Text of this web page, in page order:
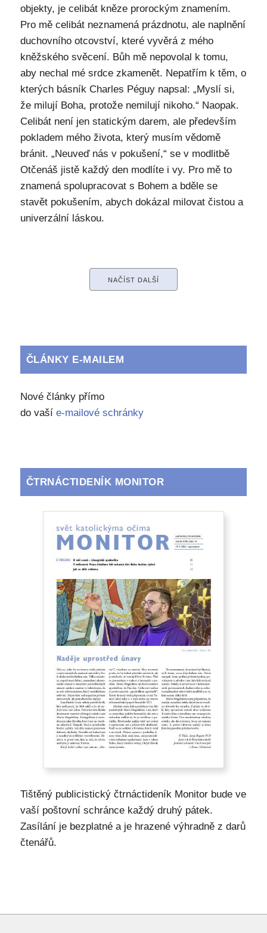
objekty, je celibát kněze prorockým znamením.
Pro mě celibát neznamená prázdnotu, ale naplnění
duchovního otcovství, které vyvěrá z mého
kněžského svěcení. Bůh mě nepovolal k tomu,
aby nechal mé srdce zkamenět. Nepatřím k těm, o
kterých básník Charles Péguy napsal: „Myslí si,
že milují Boha, protože nemilují nikoho.“ Naopak.
Celibát není jen statickým darem, ale především
pokladem mého života, který musím vědomě
bránit. „Neuveď nás v pokušení,“ se v modlitbě
Otčenáš jistě každý den modlíte i vy. Pro mě to
znamená spolupracovat s Bohem a bděle se
stavět pokušením, abych dokázal milovat čistou a
univerzální láskou.
NAČÍST DALŠÍ
ČLÁNKY E-MAILEM
Nové články přímo
do vaší e-mailové schránky
ČTRNÁCTIDENÍK MONITOR
Tištěný publicistický čtrnáctideník Monitor bude ve
vaší poštovní schránce každý druhý pátek.
Zasílání je bezplatné a je hrazené výhradně z darů
čtenářů.